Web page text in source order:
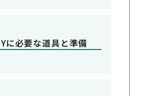
に必要な道具と準備